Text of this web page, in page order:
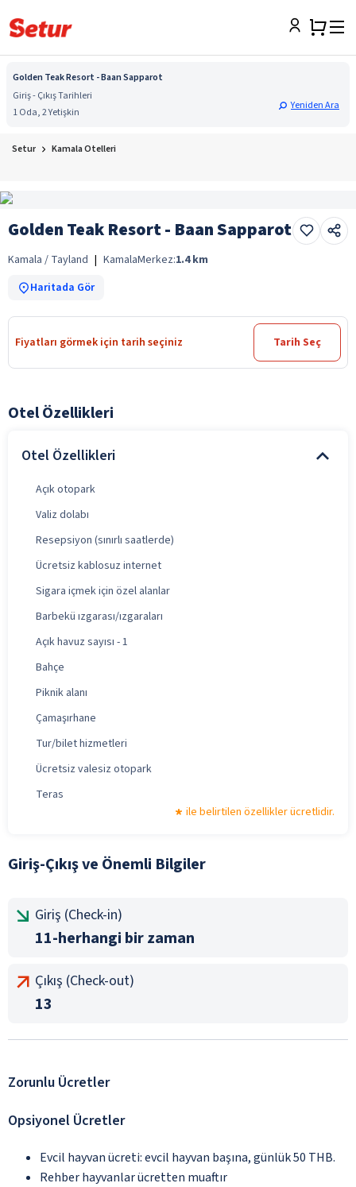
Golden Teak Resort - Baan Sapparot
Giriş - Çıkış Tarihleri
1 Oda, 2 Yetişkin
Yeniden Ara
Setur Kamala Otelleri
Golden Teak Resort - Baan Sapparot
Kamala / Tayland | KamalaMerkez:1.4 km
Haritada Gör
Fiyatları görmek için tarih seçiniz Tarih Seç
Otel Özellikleri
Otel Özellikleri
Açık otopark
Valiz dolabı
Resepsiyon (sınırlı saatlerde)
Ücretsiz kablosuz internet
Sigara içmek için özel alanlar
Barbekü ızgarası/ızgaraları
Açık havuz sayısı - 1
Bahçe
Piknik alanı
Çamaşırhane
Tur/bilet hizmetleri
Ücretsiz valesiz otopark
Teras
ile belirtilen özellikler ücretlidir.
Giriş-Çıkış ve Önemli Bilgiler
Giriş (Check-in)
11-herhangi bir zaman
Çıkış (Check-out)
13
Zorunlu Ücretler
Opsiyonel Ücretler
Evcil hayvan ücreti: evcil hayvan başına, günlük 50 THB.
Rehber hayvanlar ücretten muaftır